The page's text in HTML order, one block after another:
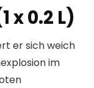
x 0.2 L)
er sich weich
im